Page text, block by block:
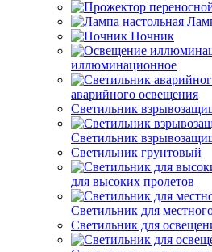
Ночник
иллюминационное
аварийного освещения
Светильник
Светильник
Светильник грунтовый
для высоких пролетов
Светильник для
Светильник для